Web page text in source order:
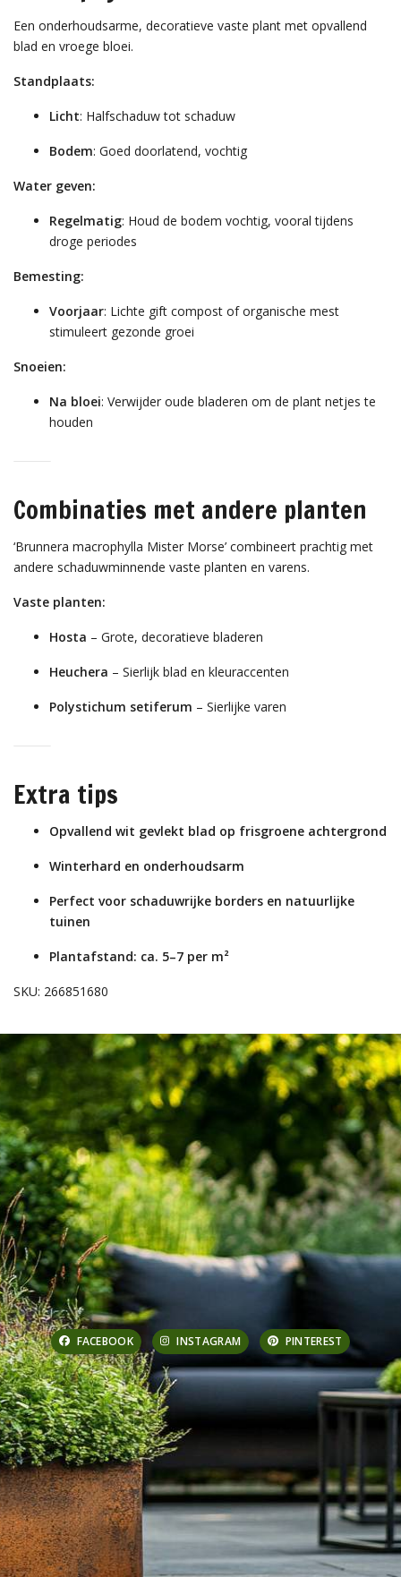
Een onderhoudsarme, decoratieve vaste plant met opvallend
blad en vroege bloei.
Standplaats:
Licht: Halfschaduw tot schaduw
Bodem: Goed doorlatend, vochtig
Water geven:
Regelmatig: Houd de bodem vochtig, vooral tijdens
droge periodes
Bemesting:
Voorjaar: Lichte gift compost of organische mest
stimuleert gezonde groei
Snoeien:
Na bloei: Verwijder oude bladeren om de plant netjes te
houden
Combinaties met andere planten
‘Brunnera macrophylla Mister Morse’ combineert prachtig met
andere schaduwminnende vaste planten en varens.
Vaste planten:
Hosta – Grote, decoratieve bladeren
Heuchera – Sierlijk blad en kleuraccenten
Polystichum setiferum – Sierlijke varen
Extra tips
Opvallend wit gevlekt blad op frisgroene achtergrond
Winterhard en onderhoudsarm
Perfect voor schaduwrijke borders en natuurlijke
tuinen
Plantafstand: ca. 5–7 per m²
SKU: 266851680
FACEBOOK INSTAGRAM PINTEREST